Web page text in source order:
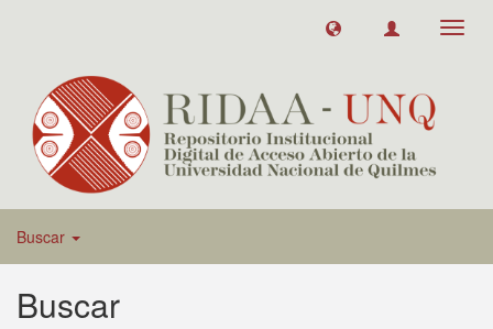
Buscar
Buscar